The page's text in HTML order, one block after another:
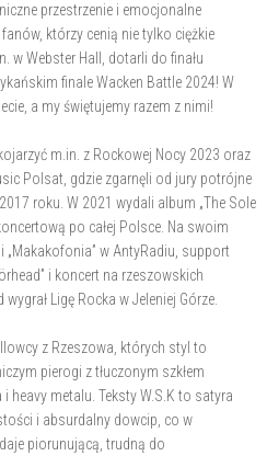
przestrzenie i emocjonalne
którzy cenią nie tylko ciężkie
w Webster Hall, dotarli do finału
finale Wacken Battle 2024! W
a my świętujemy razem z nimi!
m.in. z Rockowej Nocy 2023 oraz
Polsat, gdzie zgarnęli od jury potrójne
roku. W 2021 wydali album „The Sole
po całej Polsce. Na swoim
w AntyRadiu, support
i koncert na rzeszowskich
Ligę Rocka w Jeleniej Górze.
z Rzeszowa, których styl to
pierogi z tłuczonym szkłem
heavy metalu. Teksty W.S.K to satyra
i absurdalny dowcip, co w
piorunującą, trudną do